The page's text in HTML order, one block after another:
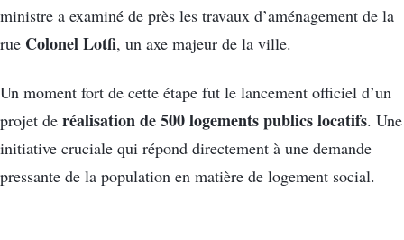
ministre a examiné de près les travaux d’aménagement de la
rue Colonel Lotfi, un axe majeur de la ville.
Un moment fort de cette étape fut le lancement officiel d’un
projet de réalisation de 500 logements publics locatifs. Une
initiative cruciale qui répond directement à une demande
pressante de la population en matière de logement social.